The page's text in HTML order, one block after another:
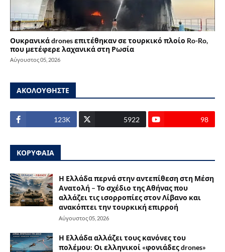
Ουκρανικά drones επιτέθηκαν σε τουρκικό πλοίο Ro-Ro,
που μετέφερε λαχανικά στη Ρωσία
Αύγουστος 05, 2026
ΑΚΟΛΟΥΘΗΣΤΕ
123Κ 5922 98
ΚΟΡΥΦΑΙΑ
Η Ελλάδα περνά στην αντεπίθεση στη Μέση
Ανατολή – Το σχέδιο της Αθήνας που
αλλάζει τις ισορροπίες στον Λίβανο και
ανακόπτει την τουρκική επιρροή
Αύγουστος 05, 2026
Η Ελλάδα αλλάζει τους κανόνες του
πολέμου: Οι ελληνικοί «φονιάδες drones»